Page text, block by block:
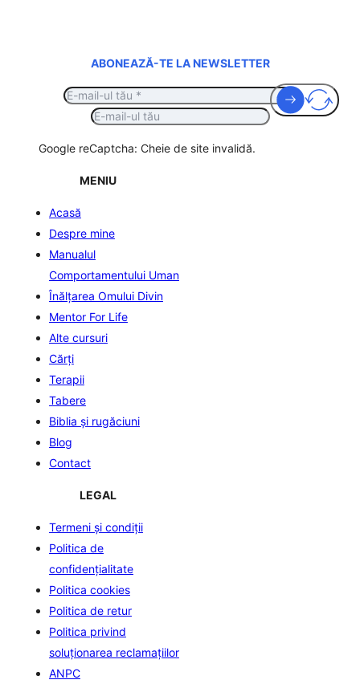
ABONEAZĂ-TE LA NEWSLETTER
Google reCaptcha: Cheie de site invalidă.
MENIU
Acasă
Despre mine
Manualul
Comportamentului Uman
Înălţarea Omului Divin
Mentor For Life
Alte cursuri
Cărți
Terapii
Tabere
Biblia şi rugăciuni
Blog
Contact
LEGAL
Termeni și condiții
Politica de
confidenţialitate
Politica cookies
Politica de retur
Politica privind
soluționarea reclamațiilor
ANPC